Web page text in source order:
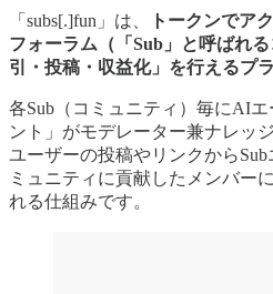
「subs[.]fun」は、
トークンでア
フォーラム（「Sub」と呼ばれ
引・投稿・収益化」を行えるプ
各Sub（コミュニティ）毎にAI
ント」がモデレーター兼ナレッ
ユーザーの投稿やリンクから
ミュニティに貢献したメンバー
れる仕組みです。